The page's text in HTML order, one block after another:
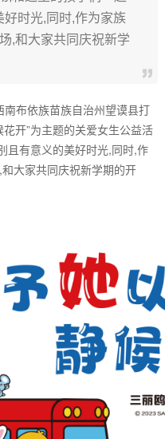
时光,同时,作为家族
,和大家共同庆祝新学
布依族苗族自治州望谟县打
开”为主题的关爱女生公益活
且有意义的美好时光,同时,作
大家共同庆祝新学期的开